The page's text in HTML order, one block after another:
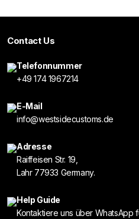
Contact Us
Telefonnummer
+49 174 1967214
E-Mail
info@westsidecustoms.de
Adresse
Raiffeisen Str. 19,
Lahr 77933 Germany.
Help Guide
Kontaktiere uns über WhatsApp